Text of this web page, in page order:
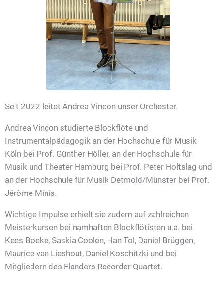
Seit 2022 leitet Andrea Vincon unser Orchester.
Andrea Vinçon studierte Blockflöte und
Instrumentalpädagogik an der Hochschule für Musik
Köln bei Prof. Günther Höller, an der Hochschule für
Musik und Theater Hamburg bei Prof. Peter Holtslag und
an der Hochschule für Musik Detmold/Münster bei Prof.
Jérôme Minis.
Wichtige Impulse erhielt sie zudem auf zahlreichen
Meisterkursen bei namhaften Blockflötisten u.a. bei
Kees Boeke, Saskia Coolen, Han Tol, Daniel Brüggen,
Maurice van Lieshout, Daniel Koschitzki und bei
Mitgliedern des Flanders Recorder Quartet.